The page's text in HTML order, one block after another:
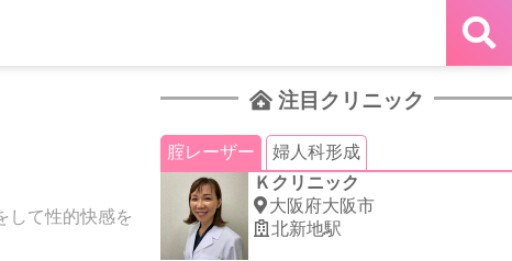
して性的快感を
注目クリニック
腟レーザー
婦人科形成
Ｋクリニック
大阪府大阪市
北新地駅